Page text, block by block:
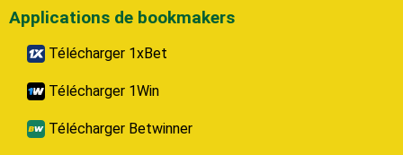
Applications de bookmakers
Télécharger 1xBet
Télécharger 1Win
Télécharger Betwinner